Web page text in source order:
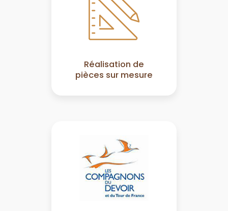
Réalisation de
pièces sur mesure